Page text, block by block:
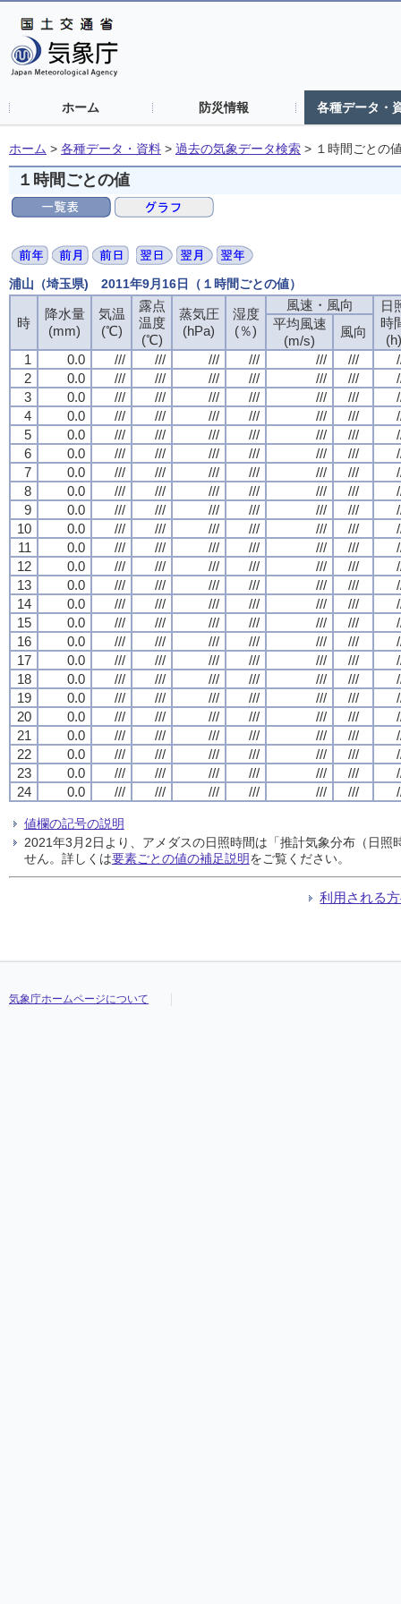
ホーム 防災情報 各種データ・
ホーム > 各種データ・資料 > 過去の気象データ検索 > １時間ごとの
１時間ごとの値
浦山（埼玉県) 2011年9月16日（１時間ごとの値）
時
降水量
(mm)
気温
(℃)
露点
温度
(℃)
蒸気圧
(hPa)
湿度
(％)
風速・風向
日
時
(h)
平均風速
(m/s)
風向
1
0.0 /// /// /// /// /// ///
2
0.0 /// /// /// /// /// ///
3
0.0 /// /// /// /// /// ///
4
0.0 /// /// /// /// /// ///
5
0.0 /// /// /// /// /// ///
6
0.0 /// /// /// /// /// ///
7
0.0 /// /// /// /// /// ///
8
0.0 /// /// /// /// /// ///
9
0.0 /// /// /// /// /// ///
10
0.0 /// /// /// /// /// ///
11
0.0 /// /// /// /// /// ///
12
0.0 /// /// /// /// /// ///
13
0.0 /// /// /// /// /// ///
14
0.0 /// /// /// /// /// ///
15
0.0 /// /// /// /// /// ///
16
0.0 /// /// /// /// /// ///
17
0.0 /// /// /// /// /// ///
18
0.0 /// /// /// /// /// ///
19
0.0 /// /// /// /// /// ///
20
0.0 /// /// /// /// /// ///
21
0.0 /// /// /// /// /// ///
22
0.0 /// /// /// /// /// ///
23
0.0 /// /// /// /// /// ///
24
0.0 /// /// /// /// /// ///
値欄の記号の説明
2021年3月2日より、アメダスの日照時間は「推計気象分布（日
せん。詳しくは要素ごとの値の補足説明をご覧ください。
利用される
気象庁ホームページについて